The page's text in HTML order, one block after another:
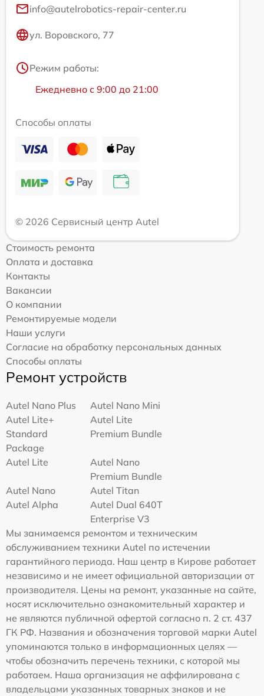
info@autelrobotics-repair-center.ru
ул. Воровского, 77
Режим работы:
Ежедневно с 9:00 до 21:00
Способы оплаты
© 2026 Сервисный центр Autel
Стоимость ремонта
Оплата и доставка
Контакты
Вакансии
О компании
Ремонтируемые модели
Наши услуги
Согласие на обработку персональных данных
Способы оплаты
Ремонт устройств
Autel Nano Plus
Autel Nano Mini
Autel Lite+
Standard
Package
Autel Lite
Premium Bundle
Autel Lite
Autel Nano
Premium Bundle
Autel Nano
Autel Titan
Autel Alpha
Autel Dual 640T
Enterprise V3
Мы занимаемся ремонтом и техническим
обслуживанием техники Autel по истечении
гарантийного периода. Наш центр в Кирове работает
независимо и не имеет официальной авторизации от
производителя. Цены на ремонт, указанные на сайте,
носят исключительно ознакомительный характер и
не являются публичной офертой согласно п. 2 ст. 437
ГК РФ. Названия и обозначения торговой марки Autel
упоминаются только в информационных целях —
чтобы обозначить перечень техники, с которой мы
работаем. Наша организация не аффилирована с
владельцами указанных товарных знаков и не